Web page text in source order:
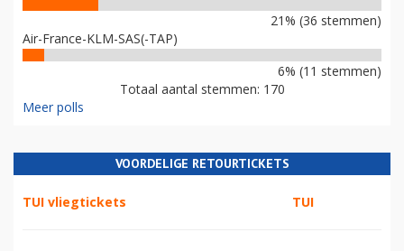
21% (36 stemmen)
Air-France-KLM-SAS(-TAP)
6% (11 stemmen)
Totaal aantal stemmen: 170
Meer polls
VOORDELIGE RETOURTICKETS
TUI vliegtickets TUI